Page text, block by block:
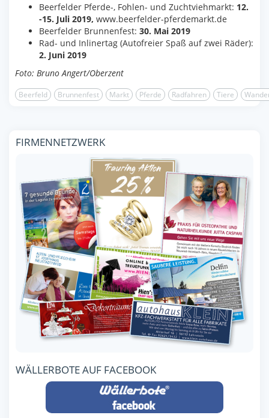
Beerfelder Pferde-, Fohlen- und Zuchtviehmarkt: 12.
-15. Juli 2019, www.beerfelder-pferdemarkt.de
Beerfelder Brunnenfest: 30. Mai 2019
Rad- und Inlinertag (Autofreier Spaß auf zwei Räder):
2. Juni 2019
Foto: Bruno Angert/Oberzent
Beerfeld Brunnenfest Markt Pferde Radfahren Tiere
FIRMENNETZWERK
WÄLLERBOTE AUF FACEBOOK